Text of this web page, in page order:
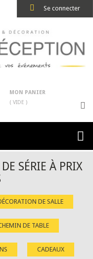
Se connecter
MON PANIER
( VIDE )
SÉRIE À PRIX
DE SALLE
DE TABLE
CADEAUX